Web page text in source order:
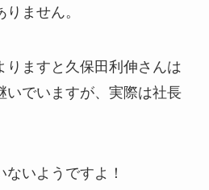
ません。
りますと久保田利伸さんは
でいますが、 実際は社長
いようですよ！